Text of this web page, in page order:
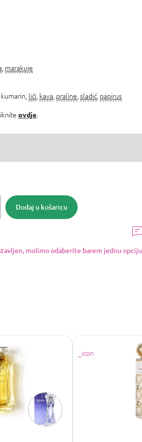
Dodaj u košaricu
marakuje
, kumarin, liči kava praline sladić papirus
ovdje.
molimo odaberite barem jednu opciju